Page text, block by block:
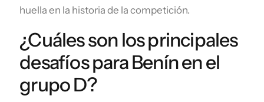
huella en la historia de la competición.
¿Cuáles son los principales
desafíos para Benín en el
grupo D?